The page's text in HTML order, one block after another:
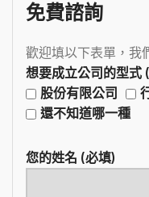
免費諮詢
歡迎填以下表單，我
想要成立公司的型式
股份有限公司
還不知道哪一種
您的姓名 (必填)